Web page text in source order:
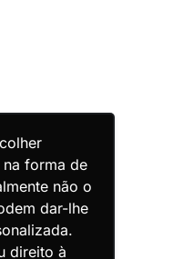
forma de
não o
dar-lhe
direito à
reservados.